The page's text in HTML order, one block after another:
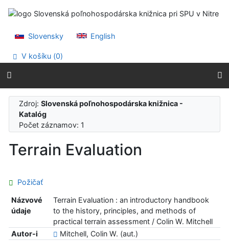
Prejsť na menu
Slovensky
English
V košíku (0)
Zdroj:Slovenská poľnohospodárska knižnica -
Katalóg
Počet záznamov: 1
Terrain Evaluation
Požičať
Názvové
údaje
Terrain Evaluation : an introductory handbook
to the history, principles, and methods of
practical terrain assessment / Colin W. Mitchell
Autor-i
Mitchell, Colin W. (aut.)